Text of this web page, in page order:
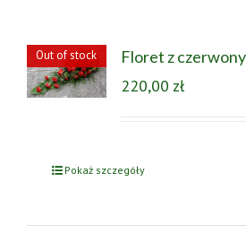
Out of stock Floret z
220,00 zł
Pokaż szczegóły